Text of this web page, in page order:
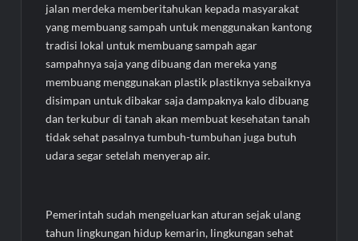
jalan merdeka memberitahukan kepada masyarakat
yang membuang sampah untuk menggunakan kantong
tradisi lokal untuk membuang sampah agar
sampahnya saja yang dibuang dan mereka yang
membuang menggunakan plastik plastiknya sebaiknya
disimpan untuk dibakar saja dampaknya kalo dibuang
dan terkubur di tanah akan membuat kesehatan tanah
tidak sehat pasalnya tumbuh-tumbuhan juga butuh
udara segar setelah menyerap air.
Pemerintah sudah mengeluarkan aturan sejak ulang
tahun lingkungan hidup kemarin, lingkungan sehat